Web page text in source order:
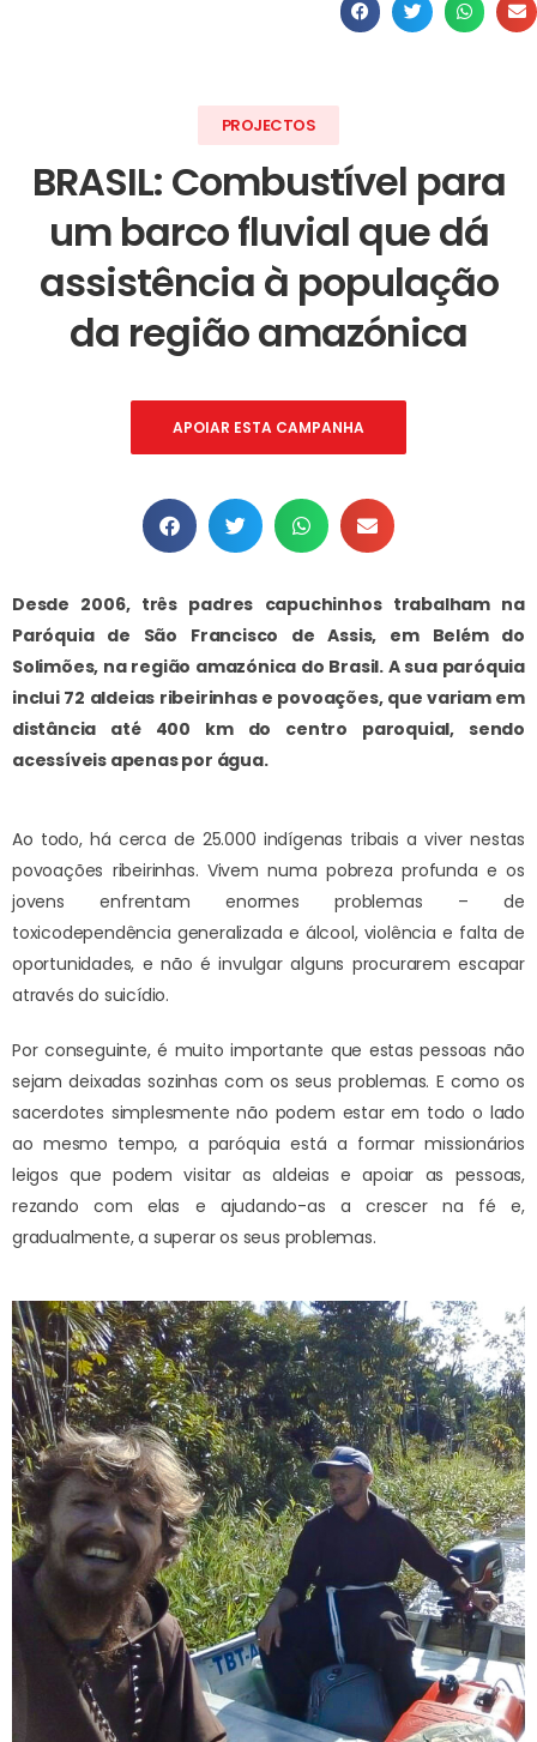
PROJECTOS
BRASIL: Combustível para
um barco fluvial que dá
assistência à população
da região amazónica
APOIAR ESTA CAMPANHA
Desde 2006, três padres capuchinhos trabalham na
Paróquia de São Francisco de Assis, em Belém do
Solimões, na região amazónica do Brasil. A sua paróquia
inclui 72 aldeias ribeirinhas e povoações, que variam em
distância até 400 km do centro paroquial, sendo
acessíveis apenas por água.
Ao todo, há cerca de 25.000 indígenas tribais a viver nestas
povoações ribeirinhas. Vivem numa pobreza profunda e os
jovens enfrentam enormes problemas – de
toxicodependência generalizada e álcool, violência e falta de
oportunidades, e não é invulgar alguns procurarem escapar
através do suicídio.
Por conseguinte, é muito importante que estas pessoas não
sejam deixadas sozinhas com os seus problemas. E como os
sacerdotes simplesmente não podem estar em todo o lado
ao mesmo tempo, a paróquia está a formar missionários
leigos que podem visitar as aldeias e apoiar as pessoas,
rezando com elas e ajudando-as a crescer na fé e,
gradualmente, a superar os seus problemas.